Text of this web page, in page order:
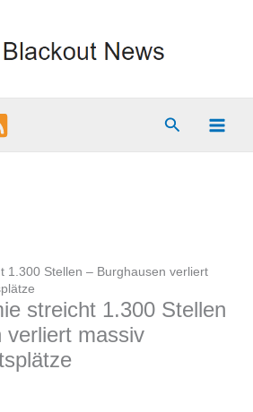
Suchen
1.300 Stellen – Burghausen verliert
streicht 1.300 Stellen
verliert massiv